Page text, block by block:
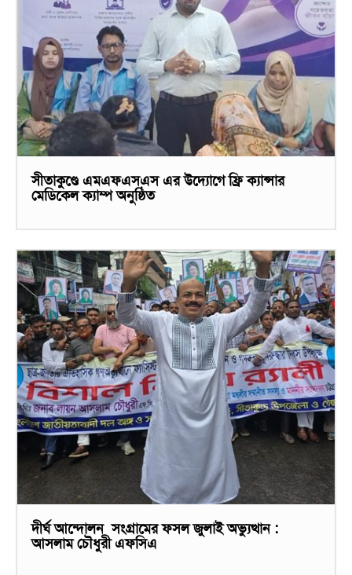
সীতাকুণ্ডে এমএফএসএস এর উদ্যোগে ফ্রি ক্যান্সার
মেডিকেল ক্যাম্প অনুষ্ঠিত
দীর্ঘ আন্দোলন সংগ্রামের ফসল জুলাই অভ্যুত্থান :
আসলাম চৌধুরী এফসিএ